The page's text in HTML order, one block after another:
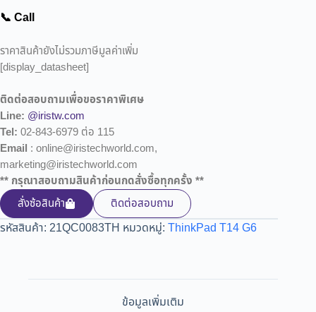
📞 Call
ราคาสินค้ายังไม่รวมภาษีมูลค่าเพิ่ม
[display_datasheet]
ติดต่อสอบถามเพื่อขอราคาพิเศษ
Line: @iristw.com
Tel: 02-843-6979 ต่อ 115
Email : online@iristechworld.com,
marketing@iristechworld.com
** กรุณาสอบถามสินค้าก่อนกดสั่งซื้อทุกครั้ง **
สั่งซ้อสินค้า
ติดต่อสอบถาม
รหัสสินค้า: 21QC0083TH หมวดหมู่: ThinkPad T14 G6
ข้อมูลเพิ่มเติม